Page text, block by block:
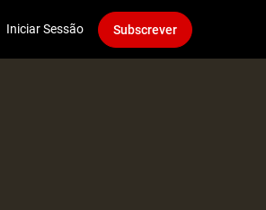
Iniciar Sessão Subscrever